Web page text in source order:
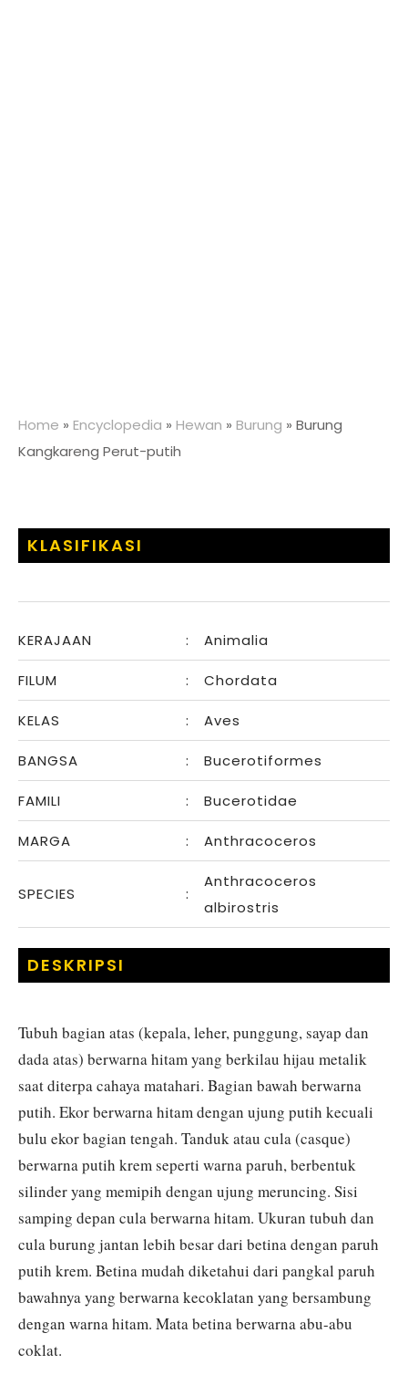
Home » Encyclopedia » Hewan » Burung » Burung
Kangkareng Perut-putih
DESKRIPSI
Tubuh bagian atas (kepala, leher, punggung, sayap dan
dada atas) berwarna hitam yang berkilau hijau metalik
saat diterpa cahaya matahari. Bagian bawah berwarna
putih. Ekor berwarna hitam dengan ujung putih kecuali
bulu ekor bagian tengah. Tanduk atau cula (casque)
berwarna putih krem seperti warna paruh, berbentuk
silinder yang memipih dengan ujung meruncing. Sisi
samping depan cula berwarna hitam. Ukuran tubuh dan
cula burung jantan lebih besar dari betina dengan paruh
putih krem. Betina mudah diketahui dari pangkal paruh
bawahnya yang berwarna kecoklatan yang bersambung
dengan warna hitam. Mata betina berwarna abu-abu
coklat.
KLASIFIKASI
KERAJAAN : Animalia
FILUM : Chordata
KELAS : Aves
BANGSA : Bucerotiformes
FAMILI : Bucerotidae
MARGA : Anthracoceros
SPECIES :
Anthracoceros
albirostris